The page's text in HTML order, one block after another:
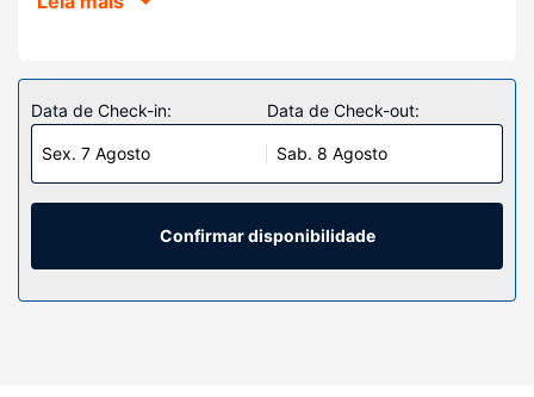
(0,7 mi) de Fortificações de Vauban.
Sinta-se em casa num dos 28 quartos. Mantenha-se em
contacto graças à internet sem fios. As casas de banho
privativas têm artigos de higiene grátis e secadores de
cabelo. As comodidades incluem ainda telefone, além de
secretárias e de chaleiras elétricas.
facilidades adicionais contam-se Wi-fi grátis, um televisor
Data de Check-in:
Sex. 7 Agosto
Data de Check-out:
Sab. 8 Agosto
Confirmar disponibilidade